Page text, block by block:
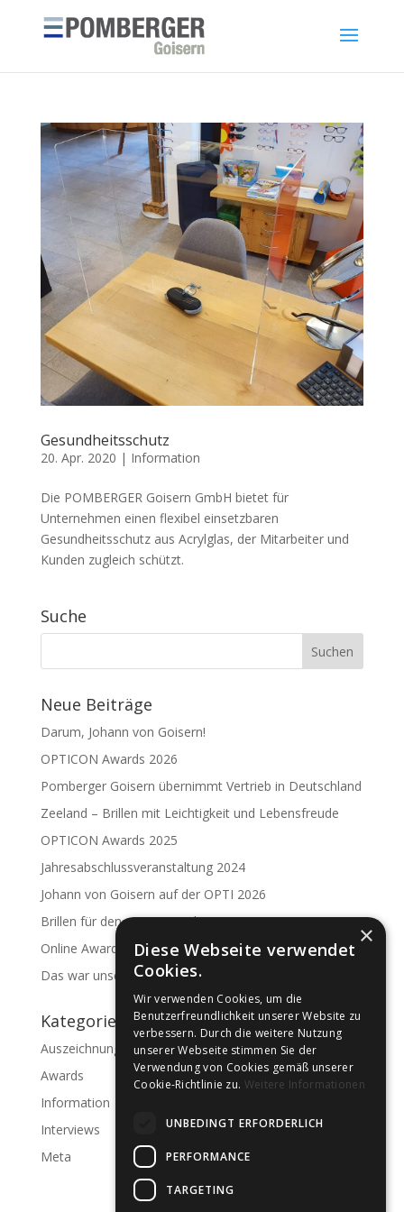
Gesundheitsschutz
20. Apr. 2020 | Information
Die POMBERGER Goisern GmbH bietet für
Unternehmen einen flexibel einsetzbaren
Gesundheitsschutz aus Acrylglas, der Mitarbeiter und
Kunden zugleich schützt.
Suche
Neue Beiträge
Darum, Johann von Goisern!
OPTICON Awards 2026
Pomberger Goisern übernimmt Vertrieb in Deutschland
Zeeland – Brillen mit Leichtigkeit und Lebensfreude
OPTICON Awards 2025
Jahresabschlussveranstaltung 2024
Johann von Goisern auf der OPTI 2026
Brillen für den guten Zweck
Online Award 2024
Das war unsere 40-Jahr-Feier
Kategorien
Auszeichnungen
Awards
Information
Interviews
Meta
×
Diese Webseite verwendet
Cookies.
Wir verwenden Cookies, um die
Benutzerfreundlichkeit unserer Website zu
verbessern. Durch die weitere Nutzung
unserer Webseite stimmen Sie der
Verwendung von Cookies gemäß unserer
Cookie-Richtlinie zu. Weitere Informationen
UNBEDINGT ERFORDERLICH
PERFORMANCE
TARGETING